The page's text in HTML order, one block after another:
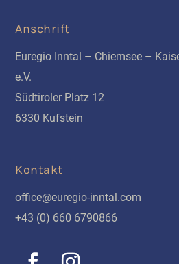
Anschrift
Euregio Inntal – Chiemsee –
e.V.
Südtiroler Platz 12
6330 Kufstein
Kontakt
office@euregio-inntal.com
+43 (0) 660 6790866